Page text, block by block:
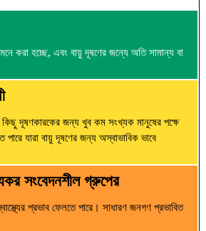
করা হচ্ছে, এবং বায়ু দূষণের জন্যে অতি সামান্য বা
দূষণকারকের জন্য খুব কম সংখ্যক মানুষের পক্ষে
পারে যারা বায়ু দূষণের জন্য অস্বাভাবিক ভাবে
সংবেদনশীল গ্রুপের
প্রভাব ফেলতে পারে। সাধারণ জনগণ প্রভাবিত